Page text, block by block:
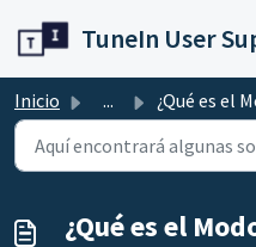
TuneIn User
Inicio ... ¿Qué es el Modo Coche
¿Qué es el